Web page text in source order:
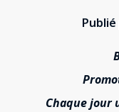
Chaque jour